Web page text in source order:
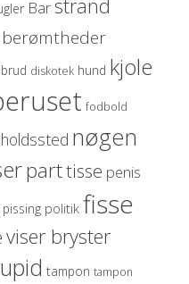
Bar strand
berømtheder
diskotek hund kjole
fodbold
nøgen
parttisse penis
pissing politik fisse
viser bryster
tampon tampon